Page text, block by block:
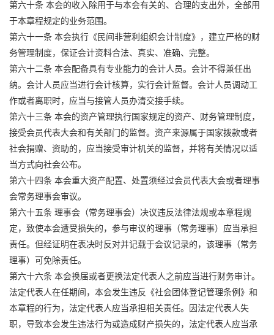
第六十条 本会的收入除用于与本会有关的、合理的支出外，全部用
于本章程规定的业务范围。
第六十一条 本会执行《民间非营利组织会计制度》，建立严格的财
务管理制度，保证会计资料合法、真实、准确、完整。
第六十二条 本会配备具有专业能力的会计人员。会计不得兼任出
纳。会计人员应当进行会计核算，实行会计监督。会计人员调动工
作或者离职时，应当与接管人员办清交接手续。
第六十三条 本会的资产管理执行国家规定的资产、财务管理制度，
接受会员代表大会和有关部门的监督。资产来源属于国家拨款或者
社会捐赠、资助的，应当接受审计机关的监督，并将有关情况以适
当方式向社会公布。
第六十四条 本会重大资产配置、处置须经过会员代表大会或者理事
会常务理事会审议。
第六十五条 理事会（常务理事会）决议违反法律法规或本章程规
定，致使本会遭受损失的，参与审议的理事（常务理事）应当承担
责任。但经证明在表决时反对并记载于会议记录的，该理事（常务
理事）可免除责任。
第六十六条 本会换届或者更换法定代表人之前应当进行财务审计。
法定代表人在任期间，本会发生违反《社会团体登记管理条例》和
本章程的行为，法定代表人应当承担相关责任。因法定代表人失
职，导致本会发生违法行为或造成财产损失的，法定代表人应当承